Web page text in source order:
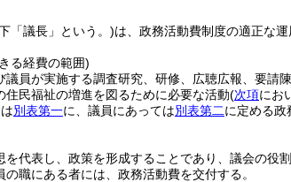
「議長」という。)は、政務活動費制度の適正な
る経費の範囲)
員が実施する調査研究、研修、広聴広報、要請
住民福祉の増進を図るために必要な活動(次項にお
別表第一に、議員にあっては別表第二に定める政
を代表し、政策を形成することであり、議会の
職にある者には、政務活動費を交付する。